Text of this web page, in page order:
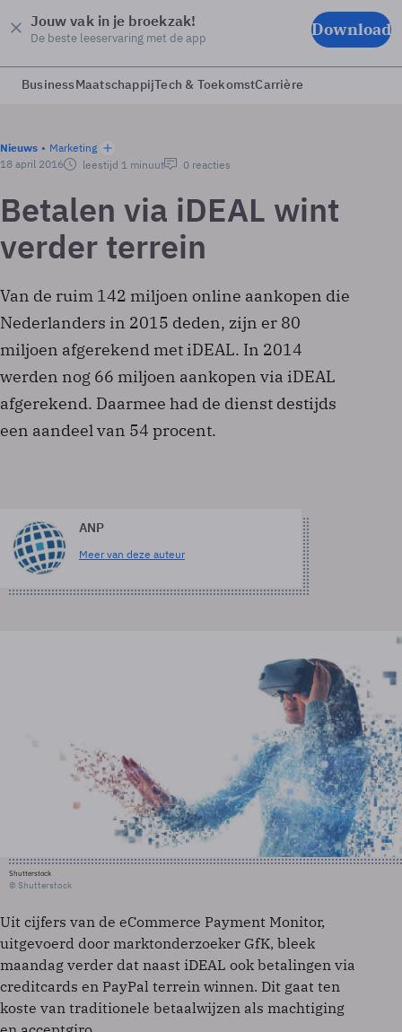
Jouw vak in je broekzak!
De beste leeservaring met de app Download
BusinessMaatschappijTech & ToekomstCarrière
Nieuws
Marketing
18 april 2016
leestijd 1 minuut 0 reacties
Betalen via iDEAL wint
verder terrein
Van de ruim 142 miljoen online aankopen die
Nederlanders in 2015 deden, zijn er 80
miljoen afgerekend met iDEAL. In 2014
werden nog 66 miljoen aankopen via iDEAL
afgerekend. Daarmee had de dienst destijds
een aandeel van 54 procent.
ANP
Meer van deze auteur
Shutterstock
© Shutterstock
Uit cijfers van de eCommerce Payment Monitor,
uitgevoerd door marktonderzoeker GfK, bleek
maandag verder dat naast iDEAL ook betalingen via
creditcards en PayPal terrein winnen. Dit gaat ten
koste van traditionele betaalwijzen als machtiging